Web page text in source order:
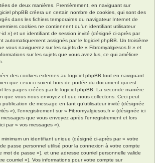
de deux manières. Premièrement, en naviguant sur
phpBB créera un certain nombre de cookies, qui sont des
dans les fichiers temporaires du navigateur Internet de
cookies ne contiennent qu’un identifiant utilisateur
id ») et un identifiant de session invité (désigné ci-après par
automatiquement assignés par le logiciel phpBB. Un troisième
vous naviguerez sur les sujets de « Fibromyalgiesos.fr » et
sur les sujets que vous avez lus, ce qui améliore
des cookies externes au logiciel phpBB tout en naviguant
que ceux-ci soient hors de portée du document qui est
les pages créées par le logiciel phpBB. La seconde manière
que vous nous envoyez et que nous collectons. Ceci peut
publication de message en tant qu’utilisateur invité (désignée
»), l’enregistrement sur « Fibromyalgiesos.fr » (désignée ici
que vous envoyez après l’enregistrement et lors
par « vos messages »).
un identifiant unique (désigné ci-après par « votre
passe personnel utilisé pour la connexion à votre compte
mot de passe »), et une adresse courriel personnelle valide
courriel »). Vos informations pour votre compte sur